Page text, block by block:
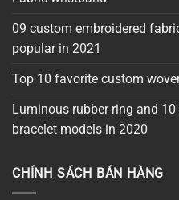
09 custom embroidered
popular in 2021
Top 10 favorite custom
Luminous rubber ring and
bracelet models in 2020
CHÍNH SÁCH BÁN HÀNG